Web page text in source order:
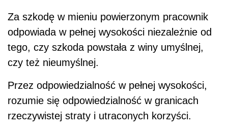
Za szkodę w mieniu powierzonym pracownik
odpowiada w pełnej wysokości niezależnie od
tego, czy szkoda powstała z winy umyślnej,
czy też nieumyślnej.
Przez odpowiedzialność w pełnej wysokości,
rozumie się odpowiedzialność w granicach
rzeczywistej straty i utraconych korzyści.